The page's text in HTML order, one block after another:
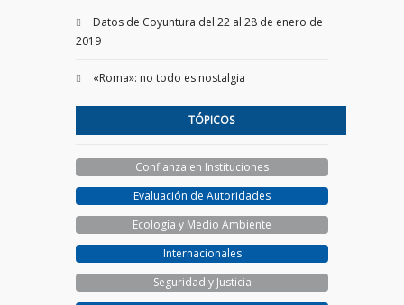
Datos de Coyuntura del 22 al 28 de enero de
2019
«Roma»: no todo es nostalgia
TÓPICOS
Confianza en Instituciones
Evaluación de Autoridades
Ecología y Medio Ambiente
Internacionales
Seguridad y Justicia